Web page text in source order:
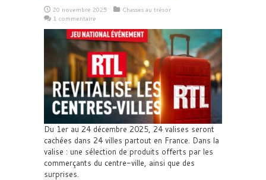
20 novembre 2025
Chasses au trésor
1 commentaire
Du 1er au 24 décembre 2025, 24 valises seront
cachées dans 24 villes partout en France. Dans la
valise : une sélection de produits offerts par les
commerçants du centre-ville, ainsi que des
surprises.